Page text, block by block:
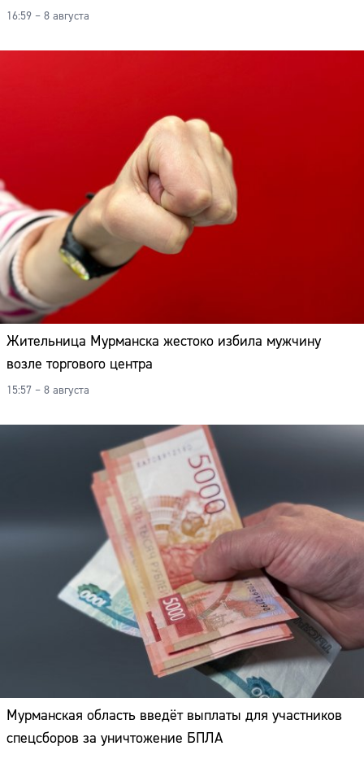
16:59 – 8 августа
Жительница Мурманска жестоко избила мужчину
возле торгового центра
15:57 – 8 августа
Мурманская область введёт выплаты для участников
спецсборов за уничтожение БПЛА
Сайт: